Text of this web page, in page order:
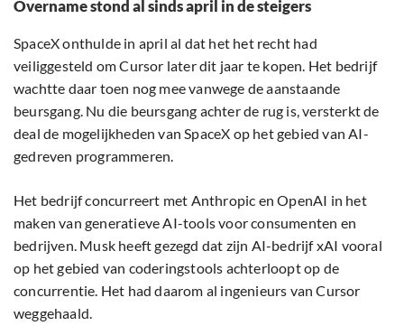
Overname stond al sinds april in de steigers
SpaceX onthulde in april al dat het het recht had
veiliggesteld om Cursor later dit jaar te kopen. Het bedrijf
wachtte daar toen nog mee vanwege de aanstaande
beursgang. Nu die beursgang achter de rug is, versterkt de
deal de mogelijkheden van SpaceX op het gebied van AI-
gedreven programmeren.
Het bedrijf concurreert met Anthropic en OpenAI in het
maken van generatieve AI-tools voor consumenten en
bedrijven. Musk heeft gezegd dat zijn AI-bedrijf xAI vooral
op het gebied van coderingstools achterloopt op de
concurrentie. Het had daarom al ingenieurs van Cursor
weggehaald.